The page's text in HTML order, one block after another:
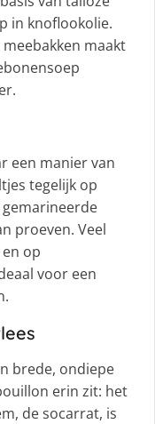
in knoflookolie.
maakt
een manier van
tegelijk op
proeven. Veel
op
voor een
brede, ondiepe
erin zit: het
de socarrat, is